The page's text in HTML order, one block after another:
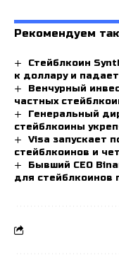
Рекомендуем
Стейблкоин
к доллару и
Венчурный
частных
Генеральный
стейблкоины
Visa запускает
стейблкоинов и
Бывший CEO
для стейблкоинов